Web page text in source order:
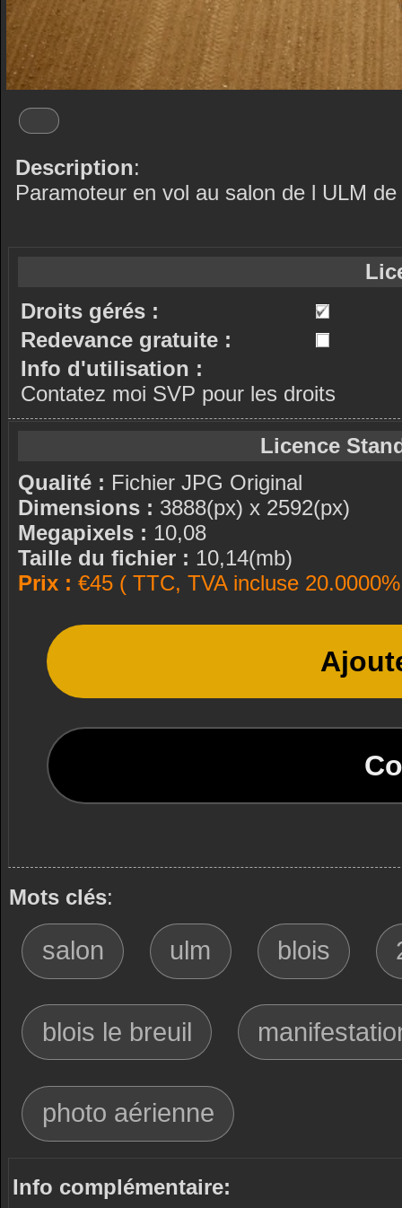
Description:
Paramoteur en vol au salon de l ULM
Droits gérés :
Redevance gratuite :
Info d'utilisation :
Contatez moi SVP pour les droits
Licence
Qualité : Fichier JPG Original
Dimensions : 3888(px) x 2592(px)
Megapixels : 10,08
Taille du fichier : 10,14(mb)
Prix : €45 ( TTC, TVA incluse
Mots clés:
salon ulm blois
blois le breuil
photo aérienne
Info complémentaire: